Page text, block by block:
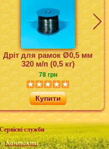
Дріт для рамок Ø0,5 мм
320 м/п (0,5 кг)
78 грн
Купити
Сервісні служби
Контакти